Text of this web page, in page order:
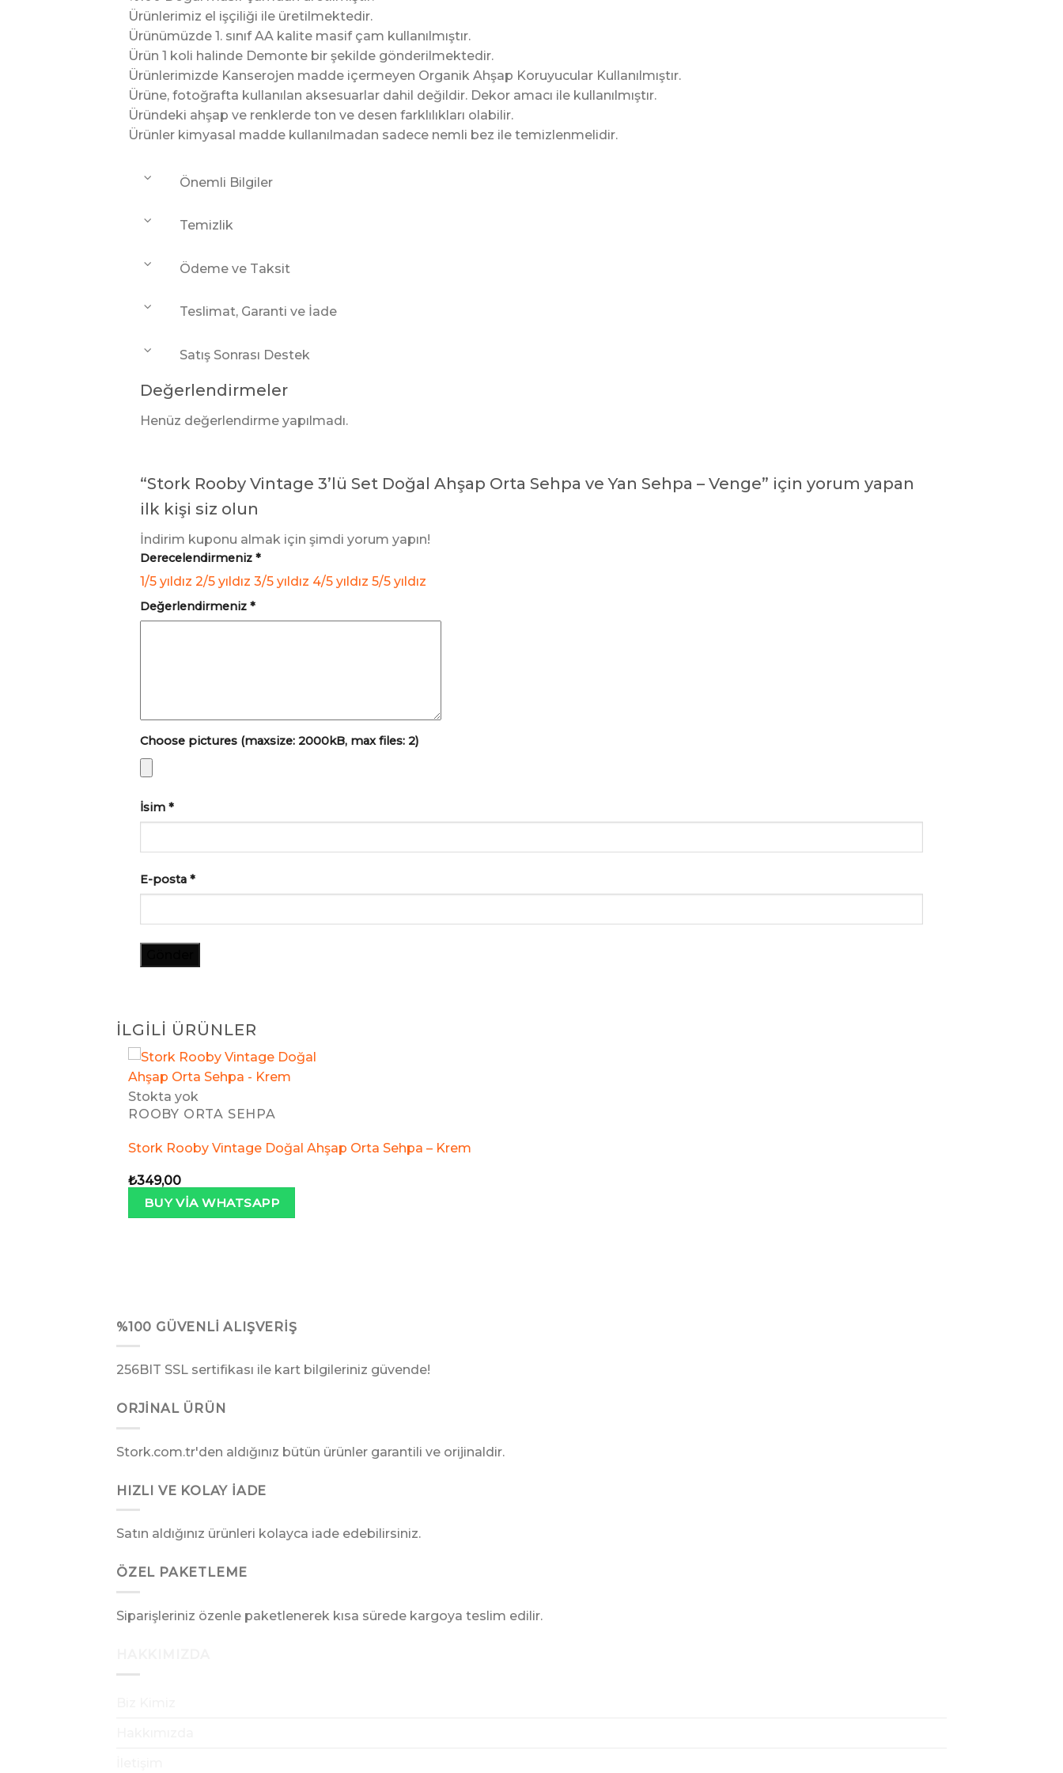
Ürünlerimiz el işçiliği ile üretilmektedir.
Ürünümüzde 1. sınıf AA kalite masif çam kullanılmıştır.
Ürün 1 koli halinde Demonte bir şekilde gönderilmektedir.
Ürünlerimizde Kanserojen madde içermeyen Organik Ahşap Koruyucular Kullanılmıştır.
Ürüne, fotoğrafta kullanılan aksesuarlar dahil değildir. Dekor amacı ile kullanılmıştır.
Üründeki ahşap ve renklerde ton ve desen farklılıkları olabilir.
Ürünler kimyasal madde kullanılmadan sadece nemli bez ile temizlenmelidir.
Önemli Bilgiler
Temizlik
Ödeme ve Taksit
Teslimat, Garanti ve İade
Satış Sonrası Destek
Değerlendirmeler
Henüz değerlendirme yapılmadı.
“Stork Rooby Vintage 3’lü Set Doğal Ahşap Orta Sehpa ve Yan Sehpa – Venge” için yorum yapan
ilk kişi siz olun
İndirim kuponu almak için şimdi yorum yapın!
Derecelendirmeniz *
1/5 yıldız 2/5 yıldız 3/5 yıldız 4/5 yıldız 5/5 yıldız
Değerlendirmeniz *
Choose pictures (maxsize: 2000kB, max files: 2)
İsim *
E-posta *
İLGILI ÜRÜNLER
Stokta yok
ROOBY ORTA SEHPA
Stork Rooby Vintage Doğal Ahşap Orta Sehpa – Krem
₺349,00
BUY VIA WHATSAPP
%100 GÜVENLI ALIŞVERIŞ
256BIT SSL sertifikası ile kart bilgileriniz güvende!
ORJINAL ÜRÜN
Stork.com.tr'den aldığınız bütün ürünler garantili ve orijinaldir.
HIZLI VE KOLAY İADE
Satın aldığınız ürünleri kolayca iade edebilirsiniz.
ÖZEL PAKETLEME
Siparişleriniz özenle paketlenerek kısa sürede kargoya teslim edilir.